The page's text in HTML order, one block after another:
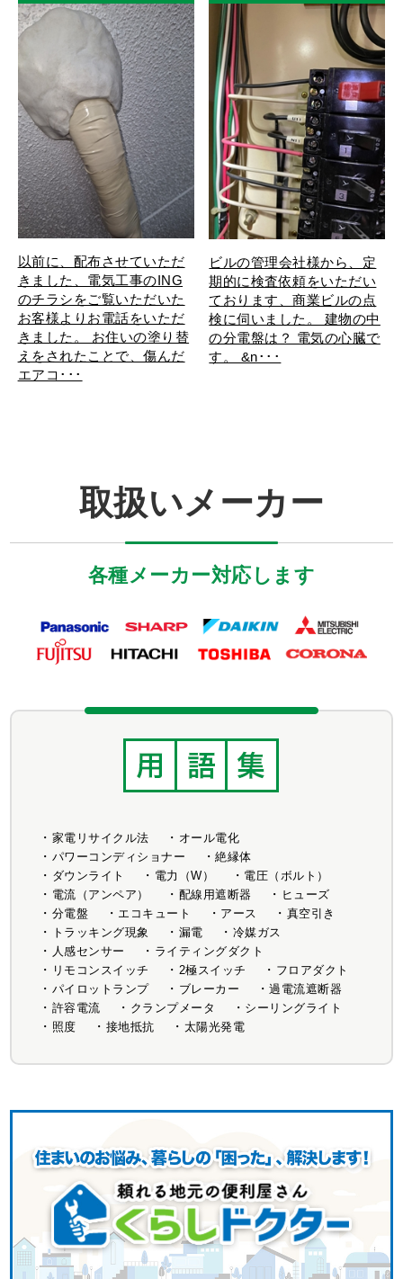
以前に、配布させていただ
きました、電気工事のING
のチラシをご覧いただいた
お客様よりお電話をいただ
きました。 お住いの塗り替
えをされたことで、傷んだ
エアコ･･･
ビルの管理会社様から、定
期的に検査依頼をいただい
ております、商業ビルの点
検に伺いました。 建物の中
の分電盤は？ 電気の心臓で
す。 &n･･･
取扱いメーカー
各種メーカー対応します
家電リサイクル法
オール電化
パワーコンディショナー
絶縁体
ダウンライト
電力（W）
電圧（ボルト）
電流（アンペア）
配線用遮断器
ヒューズ
分電盤
エコキュート アース
真空引き
トラッキング現象
漏電
冷媒ガス
人感センサー
ライティングダクト
リモコンスイッチ
2極スイッチ
フロアダクト
パイロットランプ
ブレーカー
過電流遮断器
許容電流
クランプメータ
シーリングライト
照度
接地抵抗 太陽光発電